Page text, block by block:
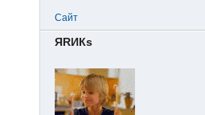
Сайт
ЯRИКs